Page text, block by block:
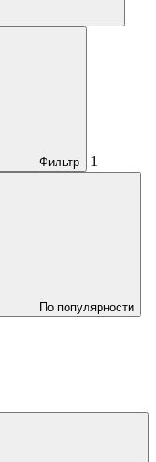
Фильтр 1
По популярности